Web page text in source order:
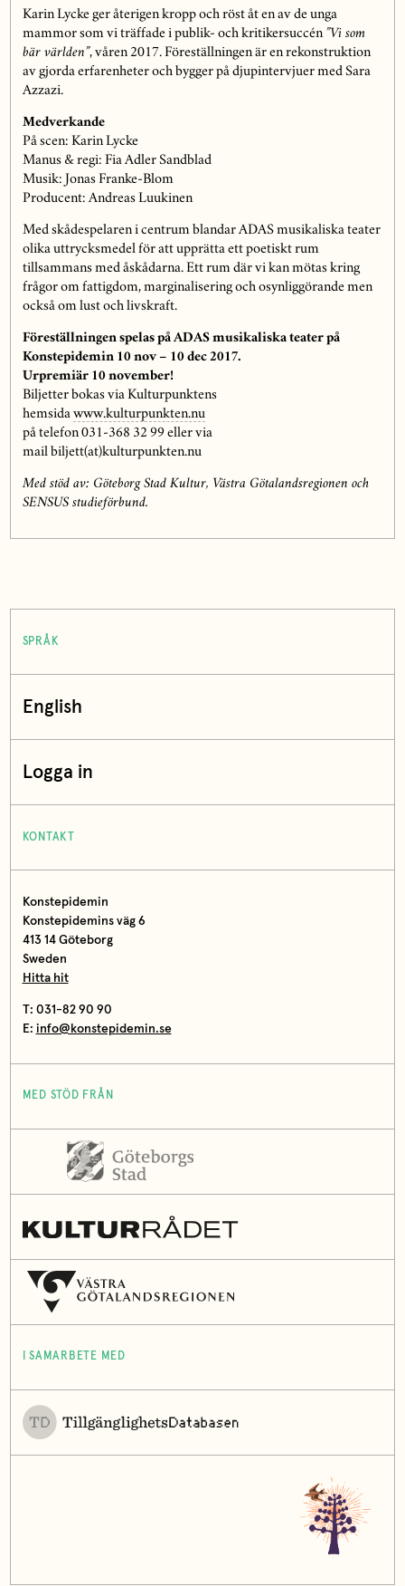
Karin Lycke ger återigen kropp och röst åt en av de unga
mammor som vi träffade i publik- och kritikersuccén ”Vi som
bär världen”, våren 2017. Föreställningen är en rekonstruktion
av gjorda erfarenheter och bygger på djupintervjuer med Sara
Azzazi.
Medverkande
På scen: Karin Lycke
Manus & regi: Fia Adler Sandblad
Musik: Jonas Franke-Blom
Producent: Andreas Luukinen
Med skådespelaren i centrum blandar ADAS musikaliska teater
olika uttrycksmedel för att upprätta ett poetiskt rum
tillsammans med åskådarna. Ett rum där vi kan mötas kring
frågor om fattigdom, marginalisering och osynliggörande men
också om lust och livskraft.
Föreställningen spelas på ADAS musikaliska teater på
Konstepidemin 10 nov – 10 dec 2017.
Urpremiär 10 november!
Biljetter bokas via Kulturpunktens
hemsida www.kulturpunkten.nu
på telefon 031-368 32 99 eller via
mail biljett(at)kulturpunkten.nu
Med stöd av: Göteborg Stad Kultur, Västra Götalandsregionen och
SENSUS studieförbund.
SPRÅK
English
Logga in
KONTAKT
Konstepidemin
Konstepidemins väg 6
413 14 Göteborg
Sweden
Hitta hit
T: 031-82 90 90
E: info@konstepidemin.se
MED STÖD FRÅN
I SAMARBETE MED